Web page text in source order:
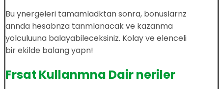
Bu ynergeleri tamamladktan sonra, bonuslarnz
annda hesabnza tanmlanacak ve kazanma
yolculuuna balayabileceksiniz. Kolay ve elenceli
bir ekilde balang yapn!
Frsat Kullanmna Dair neriler